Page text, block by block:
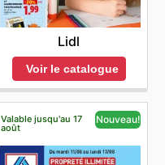
Lidl
Voir le catalogue
Valable jusqu'au 17
août
Nouveau!